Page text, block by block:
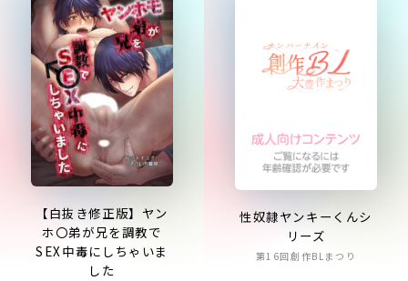
【白抜き修正版】ヤン
ホ〇弟が兄を調教で
SEX中毒にしちゃいま
した
性奴隷ヤンキーくんシ
リーズ
第16回創作BLまつり